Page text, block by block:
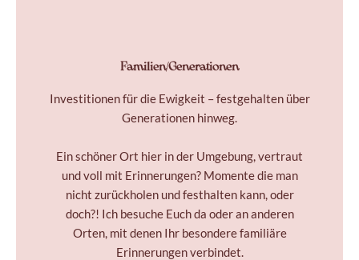
Familien/Generationen
Investitionen für die Ewigkeit – festgehalten über
Generationen hinweg.
Ein schöner Ort hier in der Umgebung, vertraut
und voll mit Erinnerungen? Momente die man
nicht zurückholen und festhalten kann, oder
doch?! Ich besuche Euch da oder an anderen
Orten, mit denen Ihr besondere familiäre
Erinnerungen verbindet.